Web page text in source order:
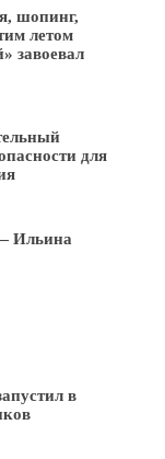
шопинг,
летом
завоевал
для
в